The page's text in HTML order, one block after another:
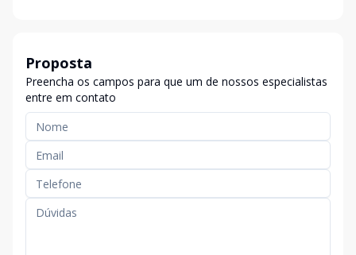
Proposta
Preencha os campos para que um de nossos especialistas
entre em contato